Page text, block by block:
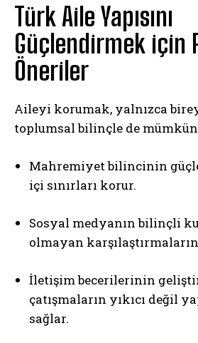
Türk Aile Yapısını
Güçlendirmek için
Öneriler
Aileyi korumak, yalnızca
toplumsal bilinçle de
Mahremiyet bilincinin
içi sınırları korur.
Sosyal medyanın bilinçli
olmayan
İletişim becerilerinin
çatışmaların yıkıcı değil
sağlar.